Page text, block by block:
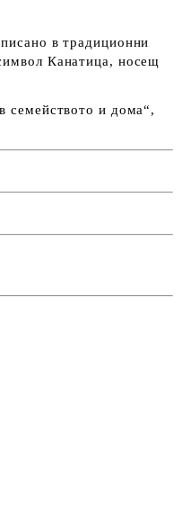
в традиционни
Канатица, носещ
семейството и дома“,